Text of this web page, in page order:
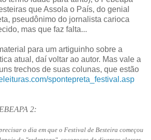
que Assola o País, do genial
pseudônimo do jornalista carioca
mas que faz falta...
para um artiguinho sobre a
atual, daí voltar ao autor. Mas vale a
trechos de suas colunas, que estão
spontepreta_festival.asp
2:
o dia em que o Festival de Besteira começou